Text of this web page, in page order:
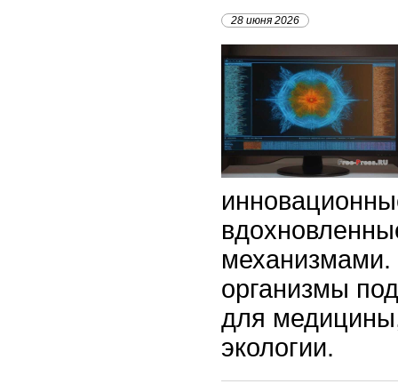
28 июня 2026
механизмами.
организмы
для
экологии.